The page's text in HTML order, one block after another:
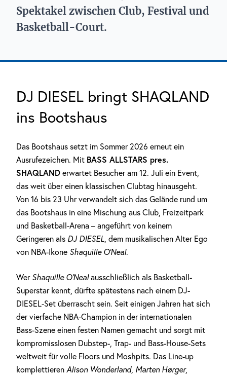
Spektakel zwischen Club, Festival und
Basketball-Court.
DJ DIESEL bringt SHAQLAND
ins Bootshaus
Das Bootshaus setzt im Sommer 2026 erneut ein
Ausrufezeichen. Mit BASS ALLSTARS pres.
SHAQLAND erwartet Besucher am 12. Juli ein Event,
das weit über einen klassischen Clubtag hinausgeht.
Von 16 bis 23 Uhr verwandelt sich das Gelände rund um
das Bootshaus in eine Mischung aus Club, Freizeitpark
und Basketball-Arena – angeführt von keinem
Geringeren als DJ DIESEL, dem musikalischen Alter Ego
von NBA-Ikone Shaquille O’Neal.
Wer Shaquille O’Nealausschließlich als Basketball-
Superstar kennt, dürfte spätestens nach einem DJ-
DIESEL-Set überrascht sein. Seit einigen Jahren hat sich
der vierfache NBA-Champion in der internationalen
Bass-Szene einen festen Namen gemacht und sorgt mit
kompromisslosen Dubstep-, Trap- und Bass-House-Sets
weltweit für volle Floors und Moshpits. Das Line-up
komplettieren Alison Wonderland, Marten Hørger,